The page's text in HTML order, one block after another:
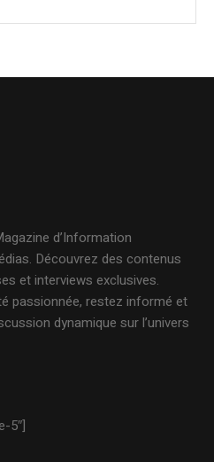
d’Information
Découvrez des contenus
et interviews exclusives.
passionnée, restez informé et
dynamique sur l’univers
5″]